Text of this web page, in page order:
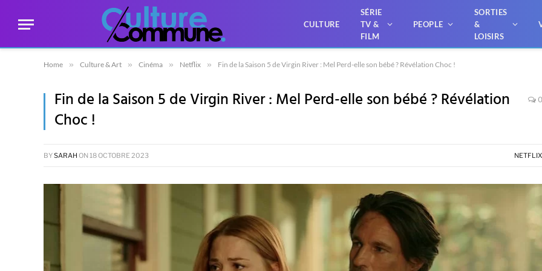
CULTURE
SÉRIE
TV &
FILM
PEOPLE
SORTIES
&
LOISIRS
Home » Culture & Art » Cinéma » Netflix » Fin de la Saison 5 de Virgin River : Mel Perd-elle son bébé ? Révélation Choc !
Fin de la Saison 5 de Virgin River : Mel Perd-elle son bébé ? Révélation
Choc !
0
BYSARAH ON 18 OCTOBRE 2023 NETFLIX